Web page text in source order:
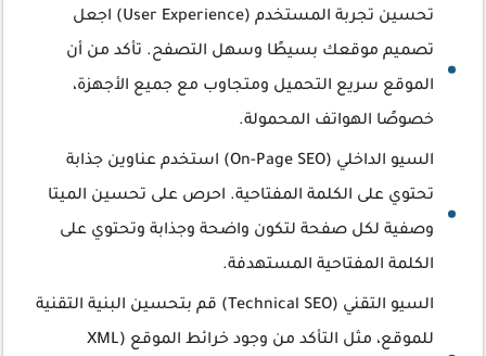
تحسين تجربة المستخدم (User Experience) اجعل
تصميم موقعك بسيطًا وسهل التصفح. تأكد من أن
الموقع سريع التحميل ومتجاوب مع جميع الأجهزة،
خصوصًا الهواتف المحمولة.
السيو الداخلي (On-Page SEO) استخدم عناوين جذابة
تحتوي على الكلمة المفتاحية. احرص على تحسين الميتا
وصفية لكل صفحة لتكون واضحة وجذابة وتحتوي على
الكلمة المفتاحية المستهدفة.
السيو التقني (Technical SEO) قم بتحسين البنية التقنية
للموقع، مثل التأكد من وجود خرائط الموقع (XML